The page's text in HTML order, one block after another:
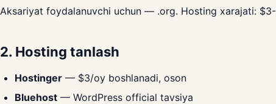
Aksariyat foydalanuvchi uchun — .org. Hosting xarajati:
2. Hosting tanlash
Hostinger — $3/oy boshlanadi, oson
Bluehost — WordPress official tavsiya